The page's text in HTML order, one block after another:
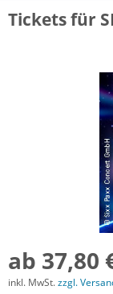
Tickets für
ab 37,80
inkl. MwSt.zzgl.